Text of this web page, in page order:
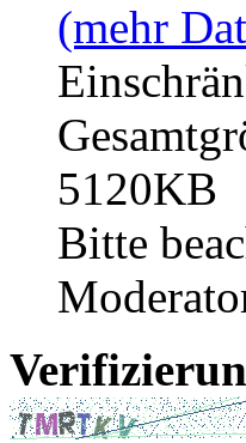
(mehr
5120KB
Bitte